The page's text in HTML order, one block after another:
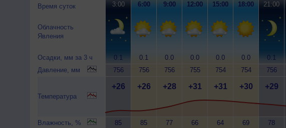
Время суток
Облачность
Явления
Осадки, мм за 3 ч
Давление, мм
Температура
Влажность, %
3:00
0.1
756
+26
85
6:00
0.1
756
+26
85
9:00
0.0
756
+28
77
12:00
0.0
755
+31
66
15:00
0.0
754
+31
64
18:00
0.0
754
+30
69
21:00
0.1
756
+29
78